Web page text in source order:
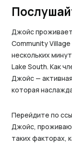
Джойс проживает
Community
нескольких
Lake South. Как
Джойс —
которая
Перейдите по
Джойс,
таких факторах,